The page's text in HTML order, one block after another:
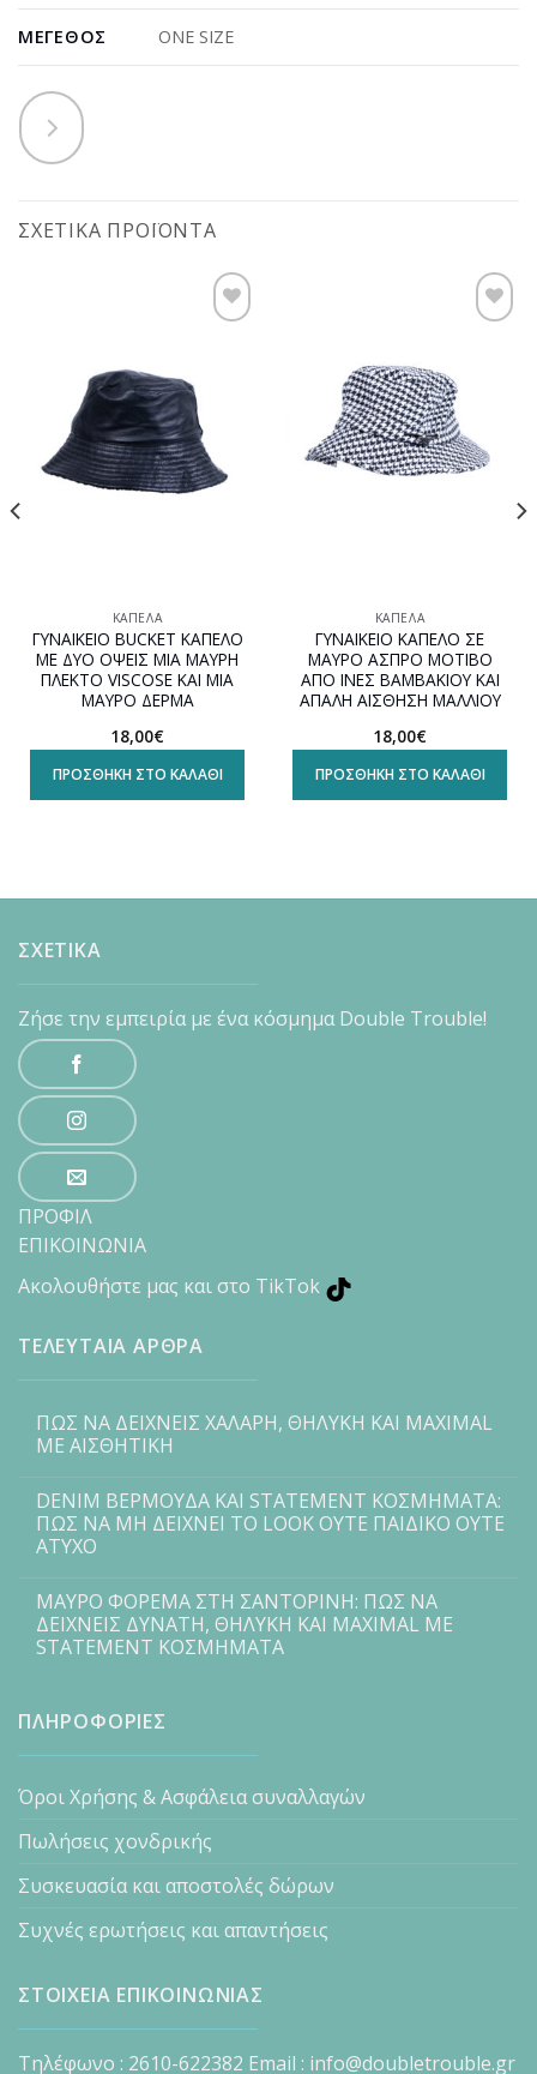
ΜΈΓΕΘΟΣ ONE SIZE
ΣΧΕΤΙΚΆ ΠΡΟΪΌΝΤΑ
wishlist
ΚΑΠΈΛΑ
ΓΥΝΑΙΚΕΙΟ BUCKET ΚΑΠΕΛΟ
ΜΕ ΔΥΟ ΟΨΕΙΣ ΜΙΑ ΜΑΥΡΗ
ΠΛΕΚΤΟ VISCOSE ΚΑΙ ΜΙΑ
ΜΑΥΡΟ ΔΕΡΜΑ
18,00€
ΠΡΟΣΘΉΚΗ ΣΤΟ ΚΑΛΆΘΙ
wishlist
ΚΑΠΈΛΑ
ΓΥΝΑΙΚΕΙΟ ΚΑΠΕΛΟ ΣΕ
ΜΑΥΡΟ ΑΣΠΡΟ ΜΟΤΙΒΟ
ΑΠΟ ΙΝΕΣ ΒΑΜΒΑΚΙΟΥ ΚΑΙ
ΑΠΑΛΗ ΑΙΣΘΗΣΗ ΜΑΛΛΙΟΥ
18,00€
ΠΡΟΣΘΉΚΗ ΣΤΟ ΚΑΛΆΘΙ
ΣΧΕΤΙΚΑ
Ζήσε την εμπειρία με ένα κόσμημα Double Trouble!
ΠΡΟΦΙΛ
ΕΠΙΚΟΙΝΩΝΙΑ
Ακολουθήστε μας και στο TikTok
ΤΕΛΕΥΤΑΙΑ ΑΡΘΡΑ
ΠΩΣ ΝΑ ΔΕΙΧΝΕΙΣ ΧΑΛΑΡΗ, ΘΗΛΥΚΗ ΚΑΙ MAXIMAL
ΜΕ ΑΙΣΘΗΤΙΚΗ
DENIM ΒΕΡΜΟΥΔΑ ΚΑΙ STATEMENT ΚΟΣΜΗΜΑΤΑ:
ΠΩΣ ΝΑ ΜΗ ΔΕΙΧΝΕΙ ΤΟ LOOK ΟΥΤΕ ΠΑΙΔΙΚΟ ΟΥΤΕ
ΑΤΥΧΟ
ΜΑΥΡΟ ΦΟΡΕΜΑ ΣΤΗ ΣΑΝΤΟΡΙΝΗ: ΠΩΣ ΝΑ
ΔΕΙΧΝΕΙΣ ΔΥΝΑΤΗ, ΘΗΛΥΚΗ ΚΑΙ MAXIMAL ΜΕ
STATEMENT ΚΟΣΜΗΜΑΤΑ
ΠΛΗΡΟΦΟΡΙΕΣ
Όροι Χρήσης & Ασφάλεια συναλλαγών
Πωλήσεις χονδρικής
Συσκευασία και αποστολές δώρων
Συχνές ερωτήσεις και απαντήσεις
ΣΤΟΙΧΕΙΑ ΕΠΙΚΟΙΝΩΝΙΑΣ
Τηλέφωνο : 2610-622382 Email : info@doubletrouble.gr